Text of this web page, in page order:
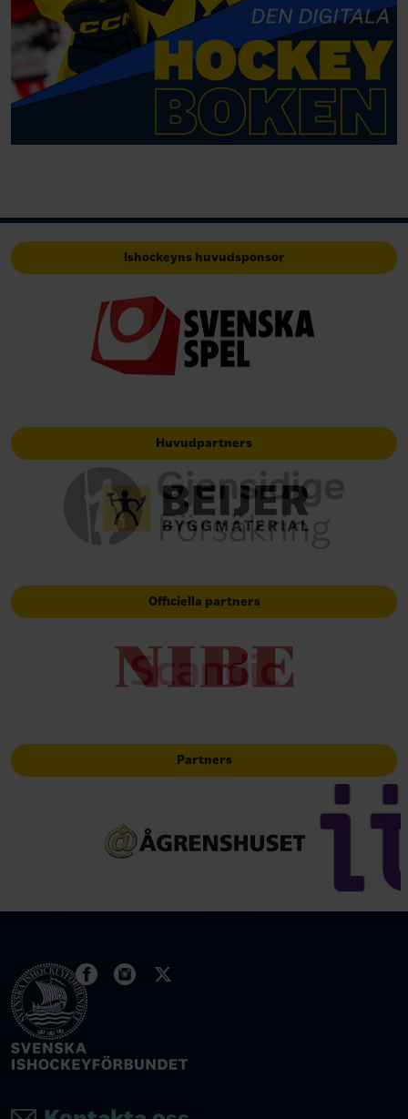
Ishockeyns huvudsponsor
Huvudpartners
Officiella partners
Partners